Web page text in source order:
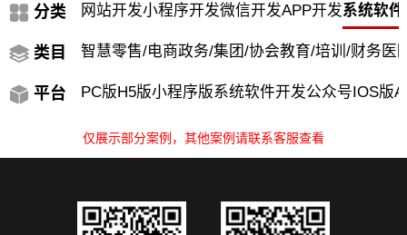
分类 网站开发小程序开发微信开发APP开发系统软
类目 智慧零售/电商政务/集团/协会教育/培训/财务 医
平台 PC版H5版小程序版系统软件开发公众号IOS版
仅展示部分案例，其他案例请联系客服查看